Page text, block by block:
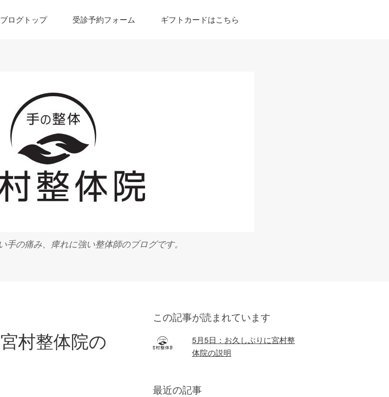
ブログトップ 受診予約フォーム ギフトカードはこちら
手の痛み、痺れに強い整体師のブログです。
村整体院の
この記事が読まれています
5月5日：お久しぶりに宮村整
体院の説明
最近の記事